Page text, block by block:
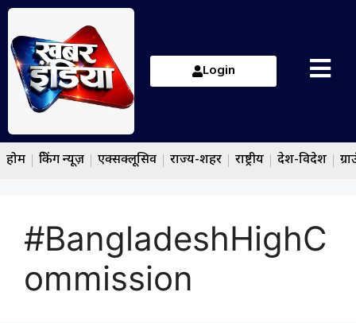
Login
होम ब्रेकिंग न्यूज़ एक्सक्लूसिव राज्य-शहर राष्ट्रीय देश-विदेश
#BangladeshHighC
ommission